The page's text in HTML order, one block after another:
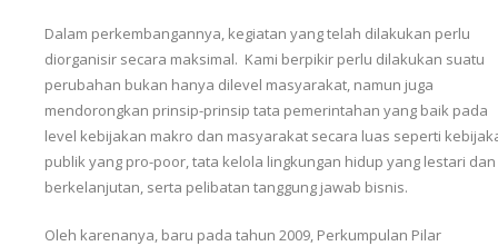
Dalam perkembangannya, kegiatan yang telah dilakukan perlu
diorganisir secara maksimal. Kami berpikir perlu dilakukan suatu
perubahan bukan hanya dilevel masyarakat, namun juga
mendorongkan prinsip-prinsip tata pemerintahan yang baik pada
level kebijakan makro dan masyarakat secara luas seperti
publik yang pro-poor, tata kelola lingkungan hidup yang lestari dan
berkelanjutan, serta pelibatan tanggung jawab bisnis.
Oleh karenanya, baru pada tahun 2009, Perkumpulan Pilar